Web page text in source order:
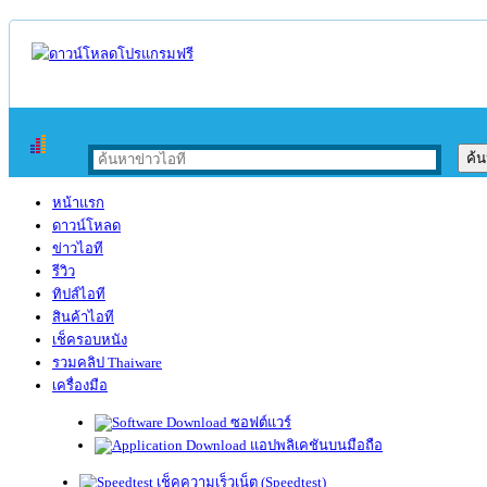
หน้าแรก
ดาวน์โหลด
ข่าวไอที
รีวิว
ทิปส์ไอที
สินค้าไอที
เช็ครอบหนัง
รวมคลิป Thaiware
เครื่องมือ
ซอฟต์แวร์
แอปพลิเคชันบนมือถือ
เช็คความเร็วเน็ต (Speedtest)